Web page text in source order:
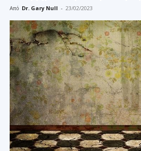
Από Dr. Gary Null - 23/02/2023